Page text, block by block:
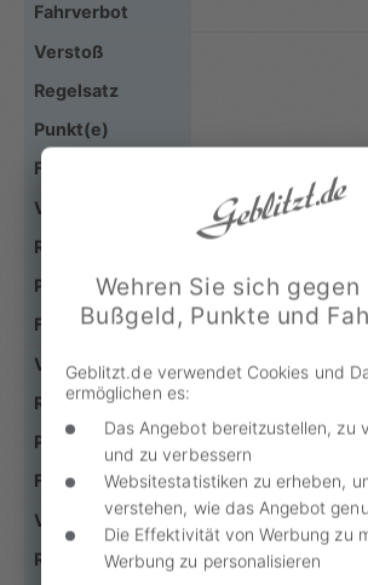
Wehren Sie sich gegen
Bußgeld, Punkte und
Geblitzt.de verwendet Cookies und
ermöglichen es:
Das Angebot bereitzustellen, zu
und zu verbessern
Websitestatistiken zu erheben,
verstehen, wie das Angebot
Die Effektivität von Werbung zu
Werbung zu personalisieren